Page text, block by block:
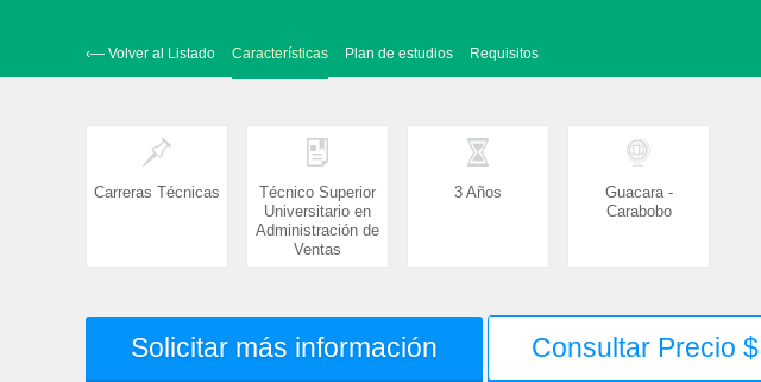
‹— Volver al Listado Características Plan de estudios Requisitos
Carreras Técnicas
Técnico Superior
Universitario en
Administración de
Ventas
3 Años
Guacara -
Carabobo
Solicitar más información Consultar Precio $